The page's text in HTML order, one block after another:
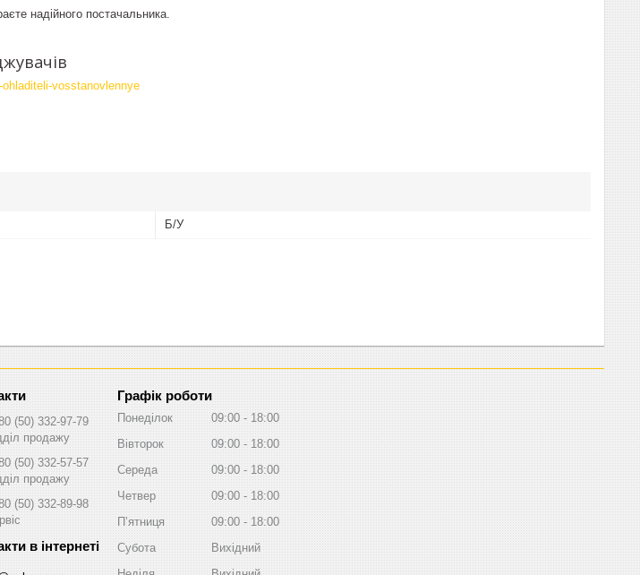
надійного постачальника.
vosstanovlennye
Б/У
(50) 332-97-79
продажу
(50) 332-57-57
продажу
(50) 332-89-98
Графік роботи
Понеділок 09:00
18:00
Вівторок
09:00
18:00
Середа
09:00
18:00
Четвер
09:00
18:00
Пʼятниця
09:00
18:00
Субота
Вихідний